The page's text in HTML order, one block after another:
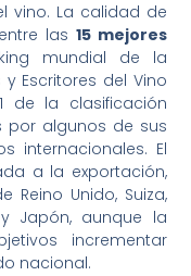
vino. La calidad de
las 15 mejores
mundial de la
Escritores del Vino
de la clasificación
por algunos de sus
internacionales. El
a la exportación,
Unido, Suiza,
y Japón, aunque la
incrementar
nacional.